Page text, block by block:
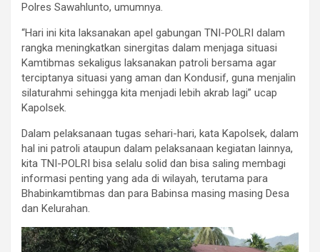
Polres Sawahlunto, umumnya.
“Hari ini kita laksanakan apel gabungan TNI-POLRI dalam
rangka meningkatkan sinergitas dalam menjaga situasi
Kamtibmas sekaligus laksanakan patroli bersama agar
terciptanya situasi yang aman dan Kondusif, guna menjalin
silaturahmi sehingga kita menjadi lebih akrab lagi” ucap
Kapolsek.
Dalam pelaksanaan tugas sehari-hari, kata Kapolsek, dalam
hal ini patroli ataupun dalam pelaksanaan kegiatan lainnya,
kita TNI-POLRI bisa selalu solid dan bisa saling membagi
informasi penting yang ada di wilayah, terutama para
Bhabinkamtibmas dan para Babinsa masing masing Desa
dan Kelurahan.